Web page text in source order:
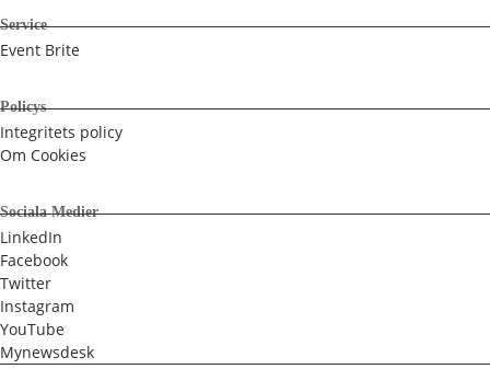
Service
Event Brite
Policys
Integritets policy
Om Cookies
Sociala Medier
LinkedIn
Facebook
Twitter
Instagram
YouTube
Mynewsdesk